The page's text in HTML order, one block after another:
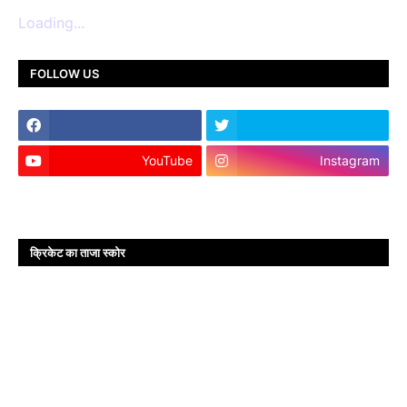
Loading...
FOLLOW US
YouTube Instagram
क्रिकेट का ताजा स्कोर